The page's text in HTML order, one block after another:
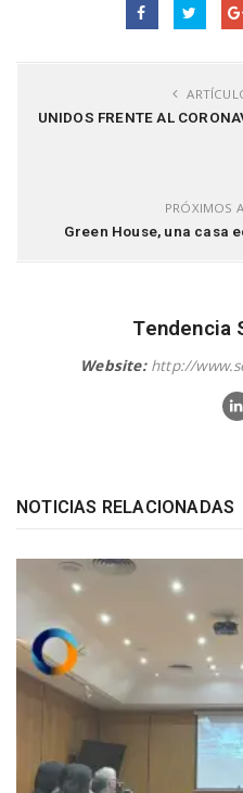
UNIDOS FRENTE AL
PRÓXIMOS
Green House, una casa
Tendencia
Website: http://
NOTICIAS RELACIONADAS